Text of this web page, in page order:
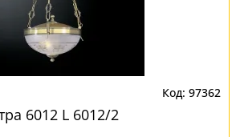
97362
6012 L 6012/2